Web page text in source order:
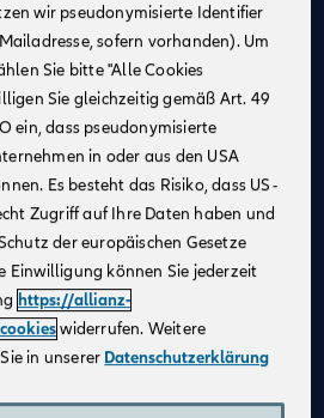
Allianz
Partnerundstarke Marke
, da keine Agentur
durch
wir pseudonymisierte Identifier
sofern vorhanden). Um
Sie bitte "Alle Cookies
Sie gleichzeitig gemäß Art. 49
ein, dass pseudonymisierte
in oder aus den USA
Es besteht das Risiko, dass US-
Zugriff auf Ihre Daten haben und
der europäischen Gesetze
Einwilligung können Sie jederzeit
https://allianz-
widerrufen. Weitere
in unserer Datenschutzerklärung